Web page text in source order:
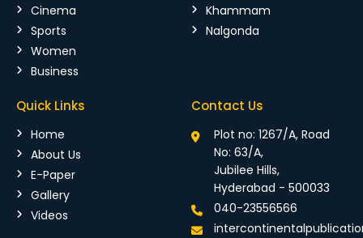
Cinema
Sports
Women
Business
Khammam
Nalgonda
Quick Links
Home
About Us
E-Paper
Gallery
Videos
Contact Us
Plot no: 1267/A, Road
No: 63/A,
Jubilee Hills,
Hyderabad - 500033
040-23556566